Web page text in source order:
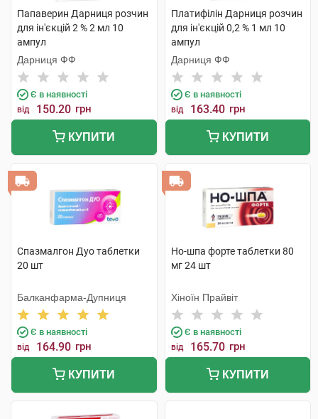
Папаверин Дарниця розчин
для ін'єкцій 2 % 2 мл 10
ампул
Дарниця ФФ
Є в наявності
від 150.20 грн
КУПИТИ
Платифілін Дарниця розчин
для ін'єкцій 0,2 % 1 мл 10
ампул
Дарниця ФФ
Є в наявності
від 163.40 грн
КУПИТИ
Спазмалгон Дуо таблетки
20 шт
Балканфарма-Дупниця
Є в наявності
від 164.90 грн
КУПИТИ
Но-шпа форте таблетки 80
мг 24 шт
Хіноїн Прайвіт
Є в наявності
від 165.70 грн
КУПИТИ